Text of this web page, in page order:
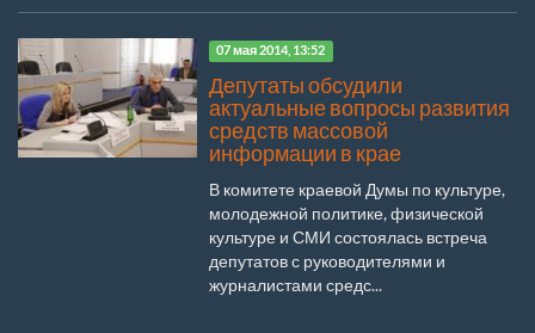
07 мая 2014, 13:52
Депутаты обсудили
актуальные вопросы развития
средств массовой
информации в крае
В комитете краевой Думы по культуре,
молодежной политике, физической
культуре и СМИ состоялась встреча
депутатов с руководителями и
журналистами средс...